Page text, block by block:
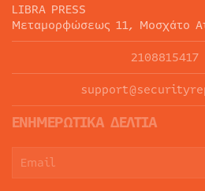
LIBRA PRESS
Μεταμορφώσεως 11, Μοσχάτο
2108815417
ΕΝΗΜΕΡΩΤΙΚΑ ΔΕΛΤΙΑ